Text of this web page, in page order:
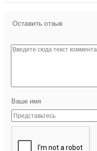
Оставить отзыв
Ваше имя